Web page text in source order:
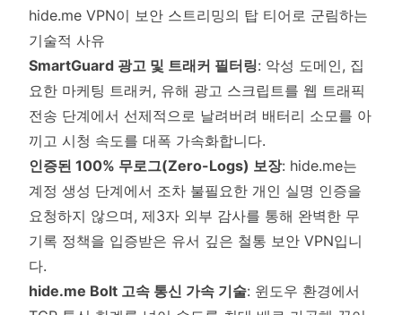
hide.me VPN이 보안 스트리밍의 탑 티어로 군림하는
기술적 사유
SmartGuard 광고 및 트래커 필터링: 악성 도메인, 집
요한 마케팅 트래커, 유해 광고 스크립트를 웹 트래픽
전송 단계에서 선제적으로 날려버려 배터리 소모를 아
끼고 시청 속도를 대폭 가속화합니다.
인증된 100% 무로그(Zero-Logs) 보장: hide.me는
계정 생성 단계에서 조차 불필요한 개인 실명 인증을
요청하지 않으며, 제3자 외부 감사를 통해 완벽한 무
기록 정책을 입증받은 유서 깊은 철통 보안 VPN입니
다.
hide.me Bolt 고속 통신 가속 기술: 윈도우 환경에서